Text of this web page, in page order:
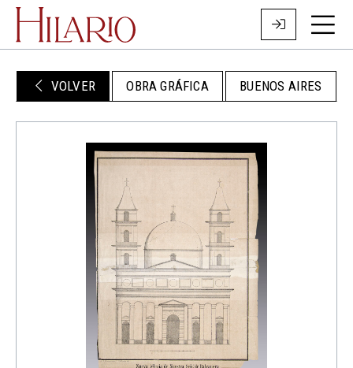
VOLVER OBRA GRÁFICA BUENOS AIRES